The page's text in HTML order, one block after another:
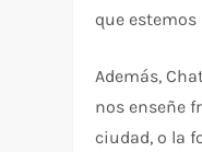
que
Además,
nos enseñe
ciudad, o la